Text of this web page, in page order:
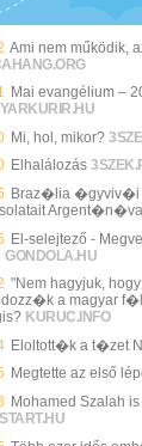
Ami nem működik,
Mai evangélium –
Mi, hol, mikor?
Elhalálozás
Braz�lia �gyviv�i
Argent�n�val
El-selejtező -
GONDOLA.HU
"Nem hagyjuk,
a magyar
KURUC.INFO
Eloltott�k a t�zet
Megtette az első
Mohamed Szalah